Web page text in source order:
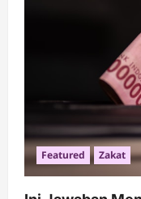
Featured Zakat